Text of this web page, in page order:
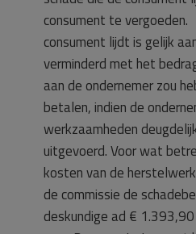
consument te vergoeden.
consument lijdt is gelijk
verminderd met het
aan de ondernemer zou
betalen, indien de
werkzaamheden
uitgevoerd. Voor wat
kosten van de
de commissie de
deskundige ad €